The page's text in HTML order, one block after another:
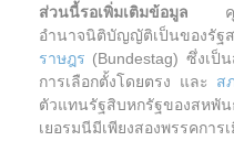
ส่วนนี้รอเพิ่มเติมข้อมูล คุณ
อำนาจนิติบัญญัติเป็นของรัฐ
ราษฎร (Bundestag) ซึ่งเป็
การเลือกตั้งโดยตรง และ ส
ตัวแทนรัฐสิบหกรัฐของส
เยอรมนีมีเพียงสองพรรคการ